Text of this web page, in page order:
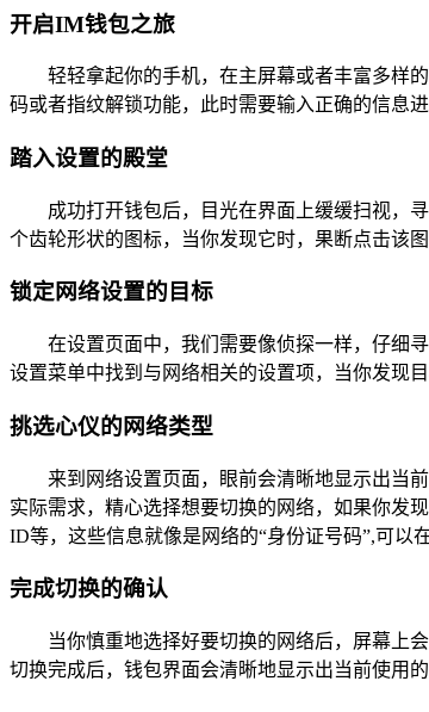
开启IM钱包之旅
轻轻拿起你的手机，在主屏幕或者丰富多样
码或者指纹解锁功能，此时需要输入正确的信息
踏入设置的殿堂
成功打开钱包后，目光在界面上缓缓扫视，
个齿轮形状的图标，当你发现它时，果断点击该
锁定网络设置的目标
在设置页面中，我们需要像侦探一样，仔细
设置菜单中找到与网络相关的设置项，当你发现
挑选心仪的网络类型
来到网络设置页面，眼前会清晰地显示出当
实际需求，精心选择想要切换的网络，如果你发
ID等，这些信息就像是网络的“身份证号码”,可以
完成切换的确认
当你慎重地选择好要切换的网络后，屏幕上
切换完成后，钱包界面会清晰地显示出当前使用